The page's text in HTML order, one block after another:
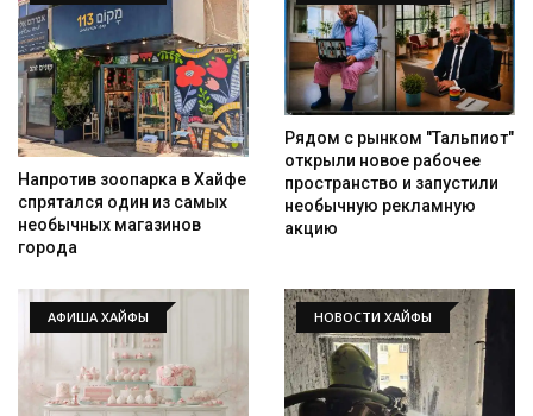
Напротив зоопарка в Хайфе
спрятался один из самых
необычных магазинов
города
Рядом с рынком "Тальпиот"
открыли новое рабочее
пространство и запустили
необычную рекламную
акцию
АФИША ХАЙФЫ НОВОСТИ ХАЙФЫ